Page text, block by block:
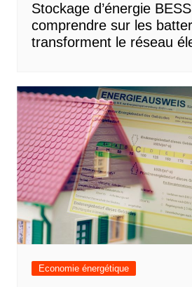
Stockage d’énergie
comprendre sur les
transforment le réseau
Economie énergétique